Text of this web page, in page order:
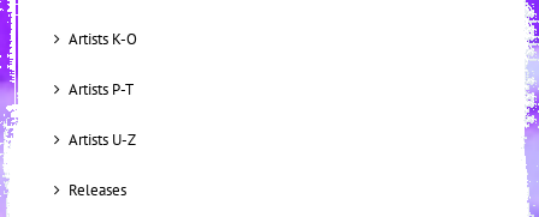
Artists K-O
Artists P-T
Artists U-Z
Releases